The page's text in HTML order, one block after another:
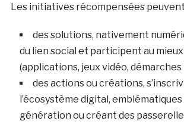
Les initiatives récompensées
des solutions, nativement
du lien social et participent au
(applications, jeux vidéo, démarches
des actions ou créations,
l’écosystème digital, emblématiques
génération ou créant des